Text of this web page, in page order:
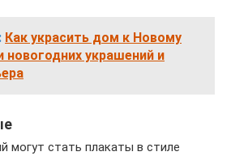
Как украсить дом к Новому
новогодних украшений и
могут стать плакаты в стиле